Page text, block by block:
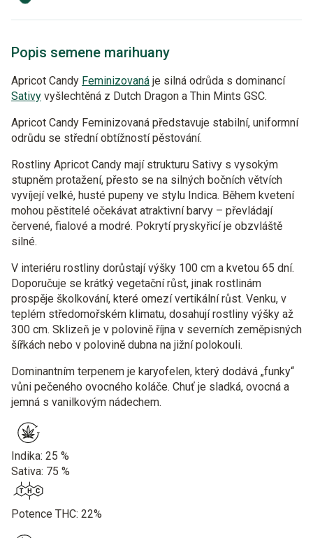
Popis semene marihuany
Apricot Candy Feminizovaná je silná odrůda s dominancí
Sativy vyšlechtěná z Dutch Dragon a Thin Mints GSC.
Apricot Candy Feminizovaná představuje stabilní, uniformní
odrůdu se střední obtížností pěstování.
Rostliny Apricot Candy mají strukturu Sativy s vysokým
stupněm protažení, přesto se na silných bočních větvích
vyvíjejí velké, husté pupeny ve stylu Indica. Během kvetení
mohou pěstitelé očekávat atraktivní barvy – převládají
červené, fialové a modré. Pokrytí pryskyřicí je obzvláště
silné.
V interiéru rostliny dorůstají výšky 100 cm a kvetou 65 dní.
Doporučuje se krátký vegetační růst, jinak rostlinám
prospěje školkování, které omezí vertikální růst. Venku, v
teplém středomořském klimatu, dosahují rostliny výšky až
300 cm. Sklizeň je v polovině října v severních zeměpisných
šířkách nebo v polovině dubna na jižní polokouli.
Dominantním terpenem je karyofelen, který dodává „funky“
vůni pečeného ovocného koláče. Chuť je sladká, ovocná a
jemná s vanilkovým nádechem.
Indika: 25 %
Sativa: 75 %
Potence THC: 22%